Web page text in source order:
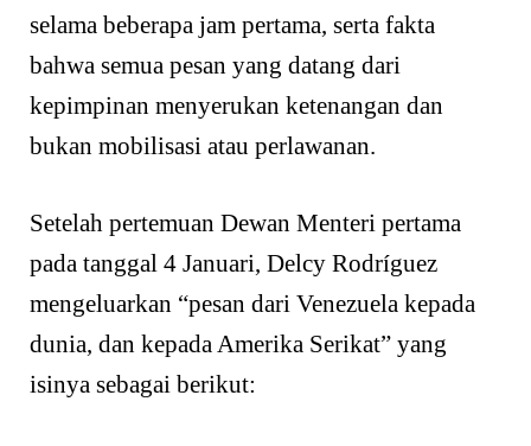
selama beberapa jam pertama, serta fakta
bahwa semua pesan yang datang dari
kepimpinan menyerukan ketenangan dan
bukan mobilisasi atau perlawanan.
Setelah pertemuan Dewan Menteri pertama
pada tanggal 4 Januari, Delcy Rodríguez
mengeluarkan “pesan dari Venezuela kepada
dunia, dan kepada Amerika Serikat” yang
isinya sebagai berikut: